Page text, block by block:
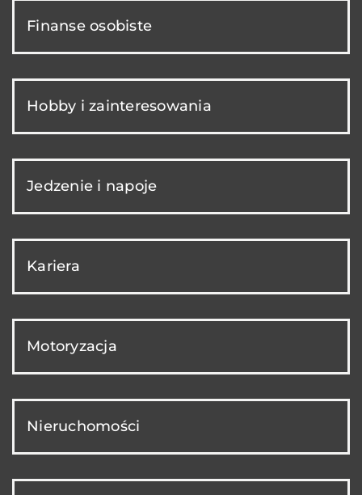
Finanse osobiste
Hobby i zainteresowania
Jedzenie i napoje
Kariera
Motoryzacja
Nieruchomości